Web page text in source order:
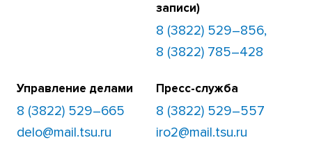
записи)
8 (3822) 529–856,
8 (3822) 785–428
Управление делами
8 (3822) 529–665
delo@mail.tsu.ru
Пресс-служба
8 (3822) 529–557
iro2@mail.tsu.ru